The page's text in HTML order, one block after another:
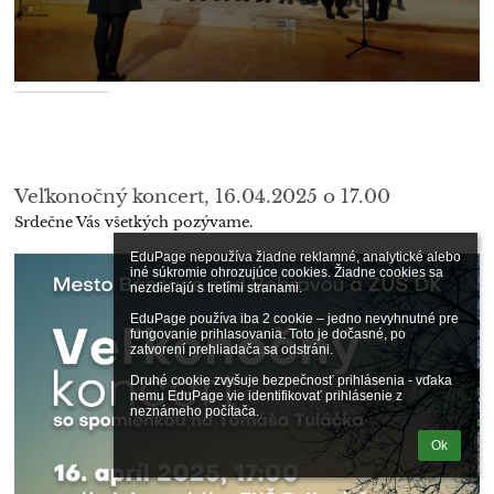
EduPage nepoužíva žiadne reklamné, analytické alebo
iné súkromie ohrozujúce cookies. Žiadne cookies sa
nezdieľajú s tretími stranami.
EduPage používa iba 2 cookie – jedno nevyhnutné pre
fungovanie prihlasovania. Toto je dočasné, po
zatvorení prehliadača sa odstráni.
Druhé cookie zvyšuje bezpečnosť prihlásenia - vďaka
nemu EduPage vie identifikovať prihlásenie z
neznámeho počítača.
Ok
Veľkonočný koncert, 16.04.2025 o 17.00
Srdečne Vás všetkých pozývame.